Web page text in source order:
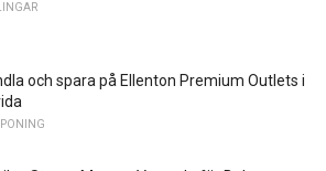
och spara på Ellenton Premium Outlets i